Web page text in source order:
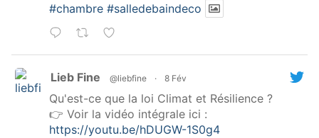
#chambre #salledebaindeco
Lieb Fine @liebfine · 8 Fév
Qu'est-ce que la loi Climat et Résilience ?
👉 Voir la vidéo intégrale ici :
https://youtu.be/hDUGW-1S0g4